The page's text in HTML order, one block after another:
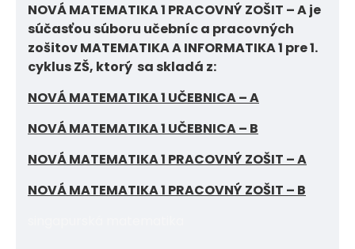
NOVÁ MATEMATIKA 1 PRACOVNÝ ZOŠIT – A je
súčasťou súboru učebníc a pracovných
zošitov MATEMATIKA A INFORMATIKA 1 pre 1.
cyklus ZŠ, ktorý sa skladá z:
NOVÁ MATEMATIKA 1 UČEBNICA – A
NOVÁ MATEMATIKA 1 UČEBNICA – B
NOVÁ MATEMATIKA 1 PRACOVNÝ ZOŠIT – A
NOVÁ MATEMATIKA 1 PRACOVNÝ ZOŠIT – B